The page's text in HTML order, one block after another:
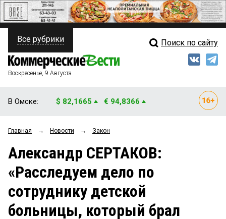
ПОЛИТИКА
ФИНАНСЫ
ОБЩЕСТВО
ЗАКОН
НОВОСТИ КОМПАНИЙ
Свежий выпуск
Рейтинги
Блоги
Архив
Все рубрики Поиск по сайту
Воскресенье, 9 Августа
В Омске: $ 82,1665 € 94,8366
Главная → Новости → Закон
Александр СЕРТАКОВ:
«Расследуем дело по
сотруднику детской
больницы, который брал